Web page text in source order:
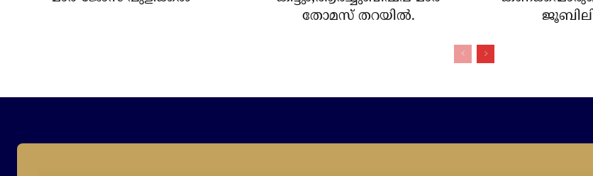
തോമസ് തറയില്‍.